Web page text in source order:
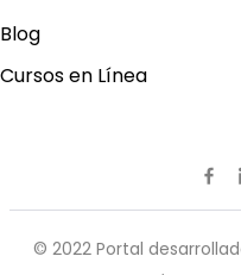
Blog
Cursos en Línea
© 2022 Portal